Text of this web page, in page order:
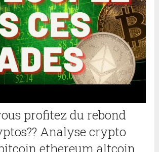
profitez du rebond
Analyse crypto
ethereum altcoin